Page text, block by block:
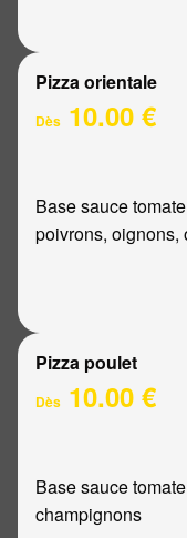
Pizza orientale
Dès 10.00 €
Base sauce
poivrons, oignons,
Pizza poulet
Dès 10.00 €
Base sauce
champignons